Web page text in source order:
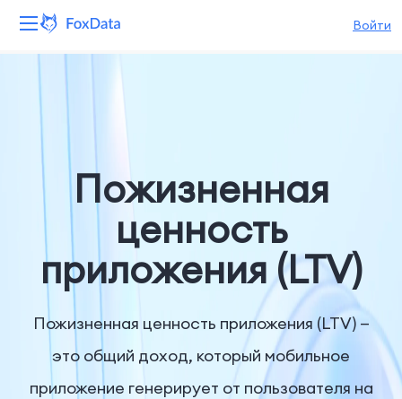
Войти
Решения
Цены
Пожизненная
ценность
приложения (LTV)
Пожизненная ценность приложения (LTV) —
это общий доход, который мобильное
приложение генерирует от пользователя на